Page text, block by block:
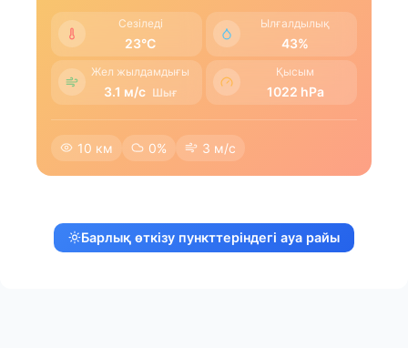
Сезіледі
23°C
Ылғалдылық
43%
Жел жылдамдығы
3.1 м/с Шығ
Қысым
1022 hPa
10 км 0% 3 м/с
Барлық өткізу пункттеріндегі ауа райы